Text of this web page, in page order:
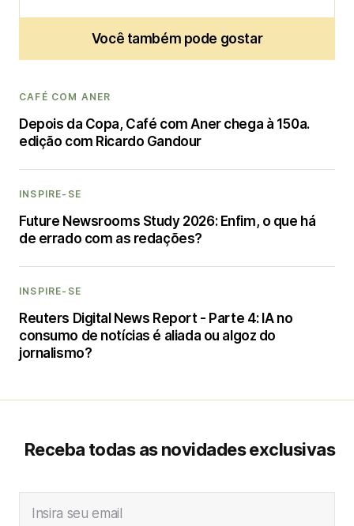
Você também pode gostar
CAFÉ COM ANER
Depois da Copa, Café com Aner chega à 150a.
edição com Ricardo Gandour
INSPIRE-SE
Future Newsrooms Study 2026: Enfim, o que há
de errado com as redações?
INSPIRE-SE
Reuters Digital News Report - Parte 4: IA no
consumo de notícias é aliada ou algoz do
jornalismo?
Receba todas as novidades exclusivas
Insira seu email